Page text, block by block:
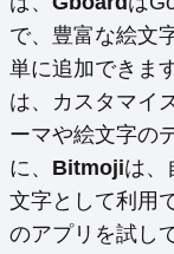
で、豊富な絵文
単に追加できま
は、カスタマイ
ーマや絵文字の
に、 Bitmojiは、
文字として利用
のアプリを試し